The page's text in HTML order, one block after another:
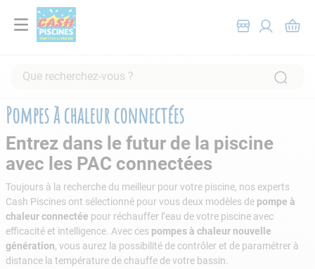
Que recherchez-vous ?
Pompes à chaleur connectées
Entrez dans le futur de la piscine
avec les PAC connectées
Toujours à la recherche du meilleur pour votre piscine, nos experts
Cash Piscines ont sélectionné pour vous deux modèles de pompe à
chaleur connectée pour réchauffer l’eau de votre piscine avec
efficacité et intelligence. Avec ces pompes à chaleur nouvelle
génération, vous aurez la possibilité de contrôler et de paramétrer à
distance la température de chauffe de votre bassin.
RECHERCHES FRÉQUENTES
1.
pompe filtration piscine
2.
piscine hors sol
3 .
robot piscine
4.
aspirateur
5.
chlore
6.
tuyau